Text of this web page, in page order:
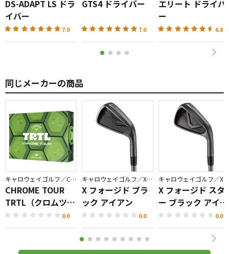
DS-ADAPT LS ドラ
イバー
7.0
GTS4 ドライバー
7.0
エリート ドライバ
ー
6.8
同じメーカーの商品
キャロウェイゴルフ／CHROME
CHROME TOUR
TRTL（クロムツア
ータートル）ボー
ル
0.0
キャロウェイゴルフ／X FORGED
X フォージド ブラ
ック アイアン
0.0
X フォージド スタ
ー ブラック アイア
ン
0.0